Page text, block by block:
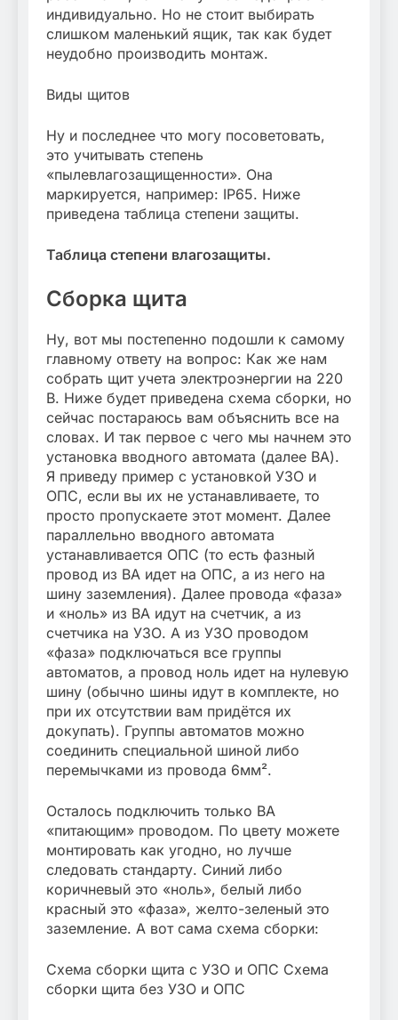
индивидуально. Но не стоит выбирать
слишком маленький ящик, так как будет
неудобно производить монтаж.
Виды щитов
Ну и последнее что могу посоветовать,
это учитывать степень
«пылевлагозащищенности». Она
маркируется, например: IP65. Ниже
приведена таблица степени защиты.
Таблица степени влагозащиты.
Сборка щита
Ну, вот мы постепенно подошли к самому
главному ответу на вопрос: Как же нам
собрать щит учета электроэнергии на 220
В. Ниже будет приведена схема сборки, но
сейчас постараюсь вам объяснить все на
словах. И так первое с чего мы начнем это
установка вводного автомата (далее ВА).
Я приведу пример с установкой УЗО и
ОПС, если вы их не устанавливаете, то
просто пропускаете этот момент. Далее
параллельно вводного автомата
устанавливается ОПС (то есть фазный
провод из ВА идет на ОПС, а из него на
шину заземления). Далее провода «фаза»
и «ноль» из ВА идут на счетчик, а из
счетчика на УЗО. А из УЗО проводом
«фаза» подключаться все группы
автоматов, а провод ноль идет на нулевую
шину (обычно шины идут в комплекте, но
при их отсутствии вам придётся их
докупать). Группы автоматов можно
соединить специальной шиной либо
перемычками из провода 6мм².
Осталось подключить только ВА
«питающим» проводом. По цвету можете
монтировать как угодно, но лучше
следовать стандарту. Синий либо
коричневый это «ноль», белый либо
красный это «фаза», желто-зеленый это
заземление. А вот сама схема сборки:
Схема сборки щита с УЗО и ОПС Схема
сборки щита без УЗО и ОПС